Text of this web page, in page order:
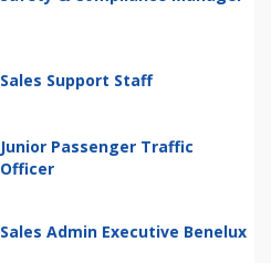
Sales Support Staff
Junior Passenger Traffic
Officer
Sales Admin Executive Benelux